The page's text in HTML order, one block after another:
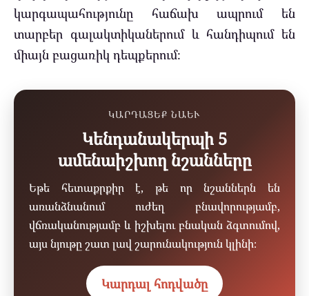
կարգապահությունը հաճախ ապրում են
տարբեր գալակտիկաներում և հանդիպում են
միայն բացառիկ դեպքերում։
ԿԱՐԴԱՑԵՔ ՆԱԵՒ
Կենդանակերպի 5
ամենաիշխող նշանները
Եթե հետաքրքիր է, թե որ նշաններն են
առանձնանում ուժեղ բնավորությամբ,
վճռականությամբ և իշխելու բնական ձգտումով,
այս նյութը շատ լավ շարունակություն կլինի։
Կարդալ հոդվածը